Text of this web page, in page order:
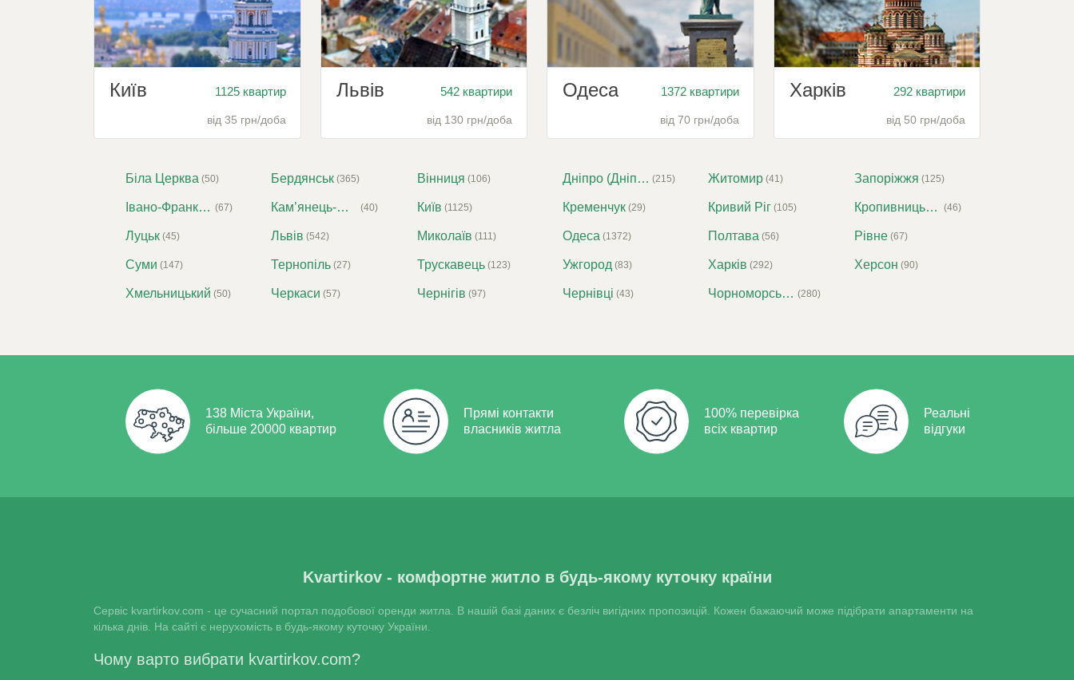
1125 квартир
Київ
від 35 грн/доба
542 квартири
Львів
від 130 грн/доба
1372 квартири
Одеса
від 70 грн/доба
292 квартири
Харків
від 50 грн/доба
Біла Церква (50) Бердянськ (365) Вінниця (106) Дніпро (Дніпропетровськ) (215) Житомир (41) Запоріжжя (125)
Івано-Франківськ (67) Кам’янець-Подільський (40) Київ (1125) Кременчук (29) Кривий Ріг (105) Кропивницький (Кіровоград) (46)
Луцьк (45) Львів (542) Миколаїв (111) Одеса (1372) Полтава (56) Рівне (67)
Суми (147) Тернопіль (27) Трускавець (123) Ужгород (83) Харків (292) Херсон (90)
Хмельницький (50) Черкаси (57) Чернігів (97) Чернівці (43) Чорноморськ (Іллічівськ) (280)
138 Міста України,
більше 20000 квартир
Прямі контакти
власників житла
100% перевірка
всіх квартир
Реальні
відгуки
Kvartirkov - комфортне житло в будь-якому куточку країни
Сервіс kvartirkov.com - це сучасний портал подобової оренди житла. В нашій базі даних є безліч вигідних пропозицій. Кожен бажаючий може підібрати апартаменти на
кілька днів. На сайті є нерухомість в будь-якому куточку України.
Чому варто вибрати kvartirkov.com?